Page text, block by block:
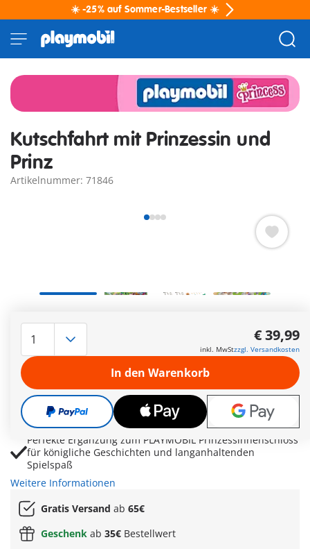
☀️ -25% auf Sommer-Bestseller ☀️
Kutschfahrt mit Prinzessin und
Prinz
Artikelnummer: 71846
Detailreiche Kutsche mit Blumen, Herzen, Schleifen und
Platz für königliche Ausflüge
Versteckte Geschenkbox sorgt für romantische
Überraschungen und kreative Spielideen
Fördert Fantasie, Rollenspiel und märchenhaftes Erzählen
durch romantische Prinzessinnen-Abenteuer
Perfekte Ergänzung zum PLAYMOBIL Prinzessinnenschloss
für königliche Geschichten und langanhaltenden
Spielspaß
Weitere Informationen
Gratis Versand ab 65€
Geschenk ab 35€ Bestellwert
€ 39,99
inkl. MwStzzgl. Versandkosten
In den Warenkorb